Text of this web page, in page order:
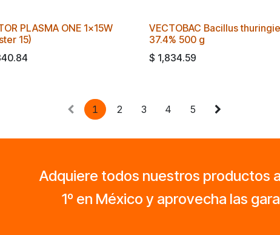
PLASMA ONE 1x15W
15)
VECTOBAC Bacillus
37.4% 500 g
$ 1,834.59
1 2 3 4 5
Adquiere todos nuestros productos
1º en México y aprovecha las